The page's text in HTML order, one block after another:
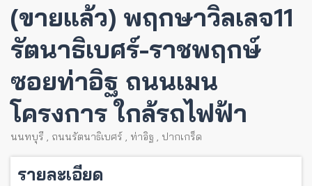
(ขายแล้ว) พฤกษาวิลเลจ11
รัตนาธิเบศร์-ราชพฤกษ์
ซอยท่าอิฐ ถนนเมน
โครงการ ใกล้รถไฟฟ้า
นนทบุรี , ถนนรัตนาธิเบศร์ , ท่าอิฐ , ปากเกร็ด
รายละเอียด